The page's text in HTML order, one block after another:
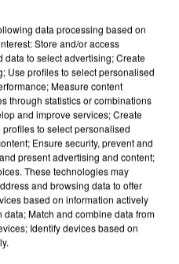
data processing based on
Store and/or access
to select advertising; Create
Use profiles to select personalised
Measure content
through statistics or combinations
and improve services; Create
to select personalised
Ensure security, prevent and
present advertising and content;
These technologies may
and browsing data to offer
based on information actively
Match and combine data from
Identify devices based on